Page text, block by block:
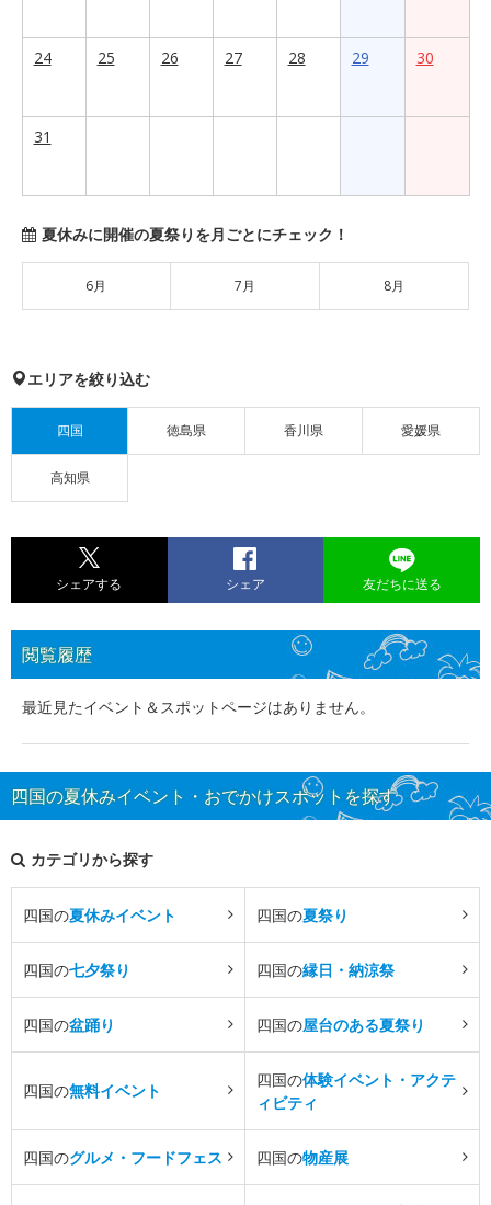
24 25 26 27 28 29 30
31
夏休みに開催の夏祭りを月ごとにチェック！
6月 7月 8月
エリアを絞り込む
四国 徳島県 香川県 愛媛県
高知県
シェアする シェア 友だちに送る
閲覧履歴
最近見たイベント＆スポットページはありません。
四国の夏休みイベント・おでかけスポットを探す
カテゴリから探す
四国の夏休みイベント 四国の夏祭り
四国の七夕祭り 四国の縁日・納涼祭
四国の盆踊り 四国の屋台のある夏祭り
四国の無料イベント
四国の体験イベント・アクテ
ィビティ
四国のグルメ・フードフェス 四国の物産展